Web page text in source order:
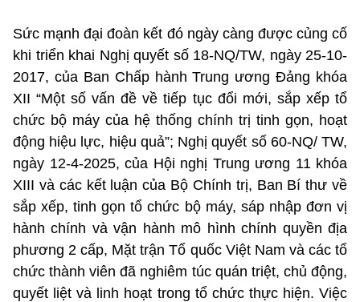
Sức mạnh đại đoàn kết đó ngày càng được củng cố
khi triển khai Nghị quyết số 18-NQ/TW, ngày 25-10-
2017, của Ban Chấp hành Trung ương Đảng khóa
XII “Một số vấn đề về tiếp tục đổi mới, sắp xếp tổ
chức bộ máy của hệ thống chính trị tinh gọn, hoạt
động hiệu lực, hiệu quả”; Nghị quyết số 60-NQ/ TW,
ngày 12-4-2025, của Hội nghị Trung ương 11 khóa
XIII và các kết luận của Bộ Chính trị, Ban Bí thư về
sắp xếp, tinh gọn tổ chức bộ máy, sáp nhập đơn vị
hành chính và vận hành mô hình chính quyền địa
phương 2 cấp, Mặt trận Tổ quốc Việt Nam và các tổ
chức thành viên đã nghiêm túc quán triệt, chủ động,
quyết liệt và linh hoạt trong tổ chức thực hiện. Việc